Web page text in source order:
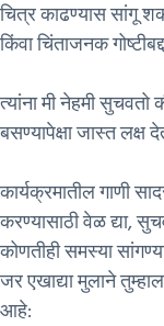
चित्र काढण्यास सांगू
किंवा चिंताजनक
त्यांना मी नेहमी सुचवतो
बसण्यापेक्षा जास्त लक्ष
कार्यक्रमातील गाणी
करण्यासाठी वेळ द्या,
कोणतीही समस्या
जर एखाद्या मुलाने
आहे: